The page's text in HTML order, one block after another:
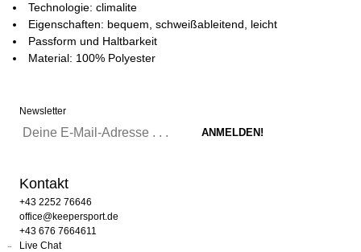
Technologie: climalite
Eigenschaften: bequem, schweißableitend, leicht
Passform und Haltbarkeit
Material: 100% Polyester
Newsletter
Kontakt
+43 2252 76646
office@keepersport.de
+43 676 7664611
Live Chat